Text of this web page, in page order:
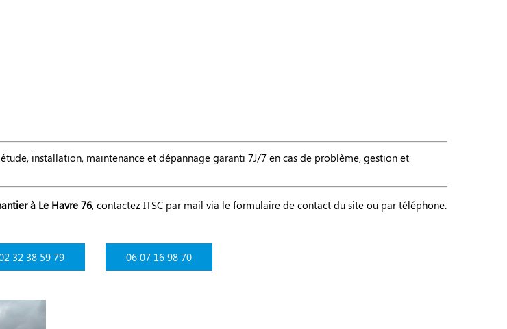
installation, maintenance et dépannage garanti 7J/7 en cas de problème, gestion et
à Le Havre 76, contactez ITSC par mail via le formulaire de contact du site ou par téléphone.
32 38 59 79 06 07 16 98 70